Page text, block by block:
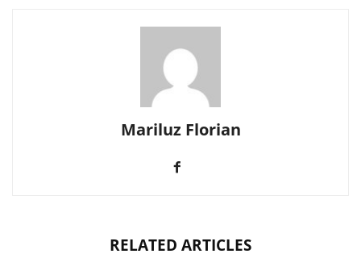
Mariluz Florian
RELATED ARTICLES